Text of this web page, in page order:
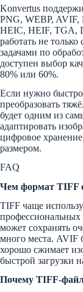
Konvertus
PNG, WEBP,
HEIC, HEIF, TGA,
работать не
задачами по
доступен выбор
80% или 60%.
Если нужно
преобразовать
будет одним из
адаптировать
цифровое
размером.
FAQ
Чем формат TIFF
TIFF чаще
может сохранять
много места. AVIF
хорошо сжимает
быстрой загрузки
Почему TIFF-